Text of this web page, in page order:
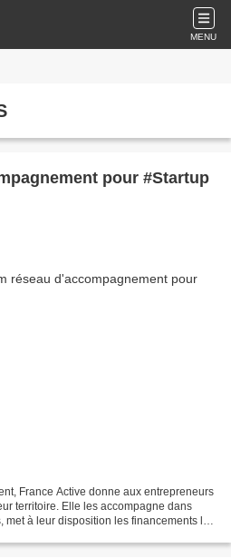
MENU
pour #Startup
France Active donne aux entrepreneurs
territoire. Elle les accompagne dans
à leur disposition les financements les